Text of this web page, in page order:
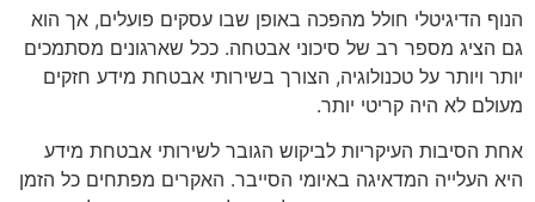
הנוף הדיגיטלי חולל מהפכה באופן שבו עסקים פועלים, אך הוא
גם הציג מספר רב של סיכוני אבטחה. ככל שארגונים מסתמכים
יותר ויותר על טכנולוגיה, הצורך בשירותי אבטחת מידע חזקים
מעולם לא היה קריטי יותר.
אחת הסיבות העיקריות לביקוש הגובר לשירותי אבטחת מידע
היא העלייה המדאיגה באיומי הסייבר. האקרים מפתחים כל הזמן